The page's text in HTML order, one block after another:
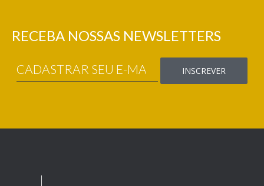
RECEBA NOSSAS NEWSLETTERS